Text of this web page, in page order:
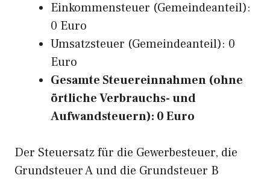
Einkommensteuer (Gemeindeanteil):
0 Euro
Umsatzsteuer (Gemeindeanteil): 0
Euro
Gesamte Steuereinnahmen (ohne
örtliche Verbrauchs- und
Aufwandsteuern): 0 Euro
Der Steuersatz für die Gewerbesteuer, die
Grundsteuer A und die Grundsteuer B